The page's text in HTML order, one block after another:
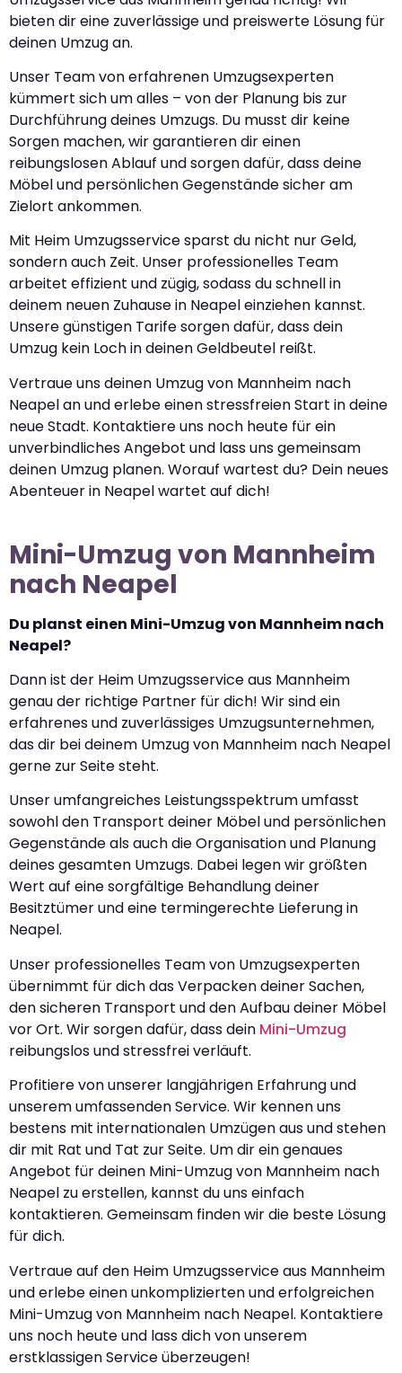
bieten dir eine zuverlässige und preiswerte Lösung für
deinen Umzug an.
Unser Team von erfahrenen Umzugsexperten
kümmert sich um alles – von der Planung bis zur
Durchführung deines Umzugs. Du musst dir keine
Sorgen machen, wir garantieren dir einen
reibungslosen Ablauf und sorgen dafür, dass deine
Möbel und persönlichen Gegenstände sicher am
Zielort ankommen.
Mit Heim Umzugsservice sparst du nicht nur Geld,
sondern auch Zeit. Unser professionelles Team
arbeitet effizient und zügig, sodass du schnell in
deinem neuen Zuhause in Neapel einziehen kannst.
Unsere günstigen Tarife sorgen dafür, dass dein
Umzug kein Loch in deinen Geldbeutel reißt.
Vertraue uns deinen Umzug von Mannheim nach
Neapel an und erlebe einen stressfreien Start in deine
neue Stadt. Kontaktiere uns noch heute für ein
unverbindliches Angebot und lass uns gemeinsam
deinen Umzug planen. Worauf wartest du? Dein neues
Abenteuer in Neapel wartet auf dich!
Mini-Umzug von Mannheim
nach Neapel
Du planst einen Mini-Umzug von Mannheim nach
Neapel?
Dann ist der Heim Umzugsservice aus Mannheim
genau der richtige Partner für dich! Wir sind ein
erfahrenes und zuverlässiges Umzugsunternehmen,
das dir bei deinem Umzug von Mannheim nach Neapel
gerne zur Seite steht.
Unser umfangreiches Leistungsspektrum umfasst
sowohl den Transport deiner Möbel und persönlichen
Gegenstände als auch die Organisation und Planung
deines gesamten Umzugs. Dabei legen wir größten
Wert auf eine sorgfältige Behandlung deiner
Besitztümer und eine termingerechte Lieferung in
Neapel.
Unser professionelles Team von Umzugsexperten
übernimmt für dich das Verpacken deiner Sachen,
den sicheren Transport und den Aufbau deiner Möbel
vor Ort. Wir sorgen dafür, dass dein Mini-Umzug
reibungslos und stressfrei verläuft.
Profitiere von unserer langjährigen Erfahrung und
unserem umfassenden Service. Wir kennen uns
bestens mit internationalen Umzügen aus und stehen
dir mit Rat und Tat zur Seite. Um dir ein genaues
Angebot für deinen Mini-Umzug von Mannheim nach
Neapel zu erstellen, kannst du uns einfach
kontaktieren. Gemeinsam finden wir die beste Lösung
für dich.
Vertraue auf den Heim Umzugsservice aus Mannheim
und erlebe einen unkomplizierten und erfolgreichen
Mini-Umzug von Mannheim nach Neapel. Kontaktiere
uns noch heute und lass dich von unserem
erstklassigen Service überzeugen!